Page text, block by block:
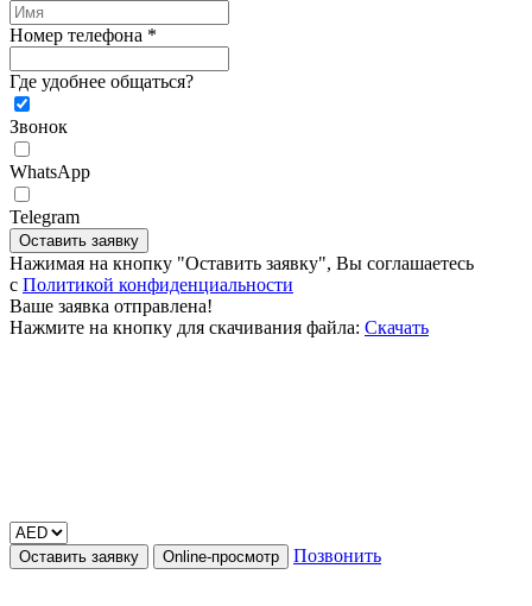
Номер телефона *
Где удобнее общаться?
Звонок
WhatsApp
Telegram
Оставить заявку
Нажимая на кнопку "Оставить заявку", Вы соглашаетесь
c Политикой конфиденциальности
Ваше заявка отправлена!
Нажмите на кнопку для скачивания файла: Скачать
Оставить заявку Online-просмотр Позвонить